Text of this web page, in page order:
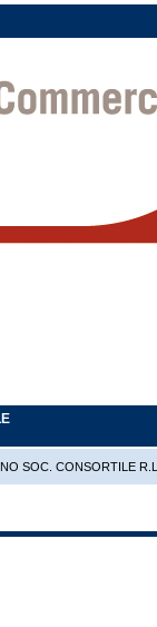
SOC. CONSORTILE R.L.